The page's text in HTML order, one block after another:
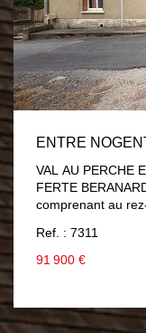
VAL AU PERCHE Entre NOGENT LE ROTROU et LA
FERTE
comprenant au
d'eau avec WC . Garage 55
Menuiserie PVC
Ref. : 7311
91 900 €